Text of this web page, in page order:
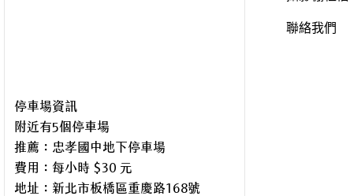
停車場資訊
附近有5個停車場
推薦：忠孝國中地下停車場
費用：每小時 $30 元
地址： 新北市板橋區重慶路168號
聯絡我們